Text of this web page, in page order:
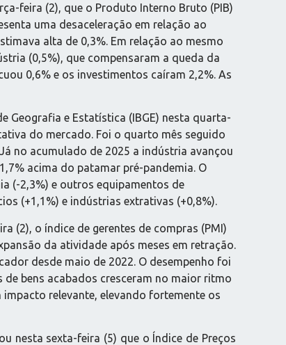
feira (2), que o Produto Interno Bruto (PIB)
uma desaceleração em relação ao
alta de 0,3%. Em relação ao mesmo
(0,5%), que compensaram a queda da
0,6% e os investimentos caíram 2,2%. As
e Estatística (IBGE) nesta quarta-
do mercado. Foi o quarto mês seguido
no acumulado de 2025 a indústria avançou
acima do patamar pré-pandemia. O
(-2,3%) e outros equipamentos de
(+1,1%) e indústrias extrativas (+0,8%).
(2), o índice de gerentes de compras (PMI)
da atividade após meses em retração.
desde maio de 2022. O desempenho foi
bens acabados cresceram no maior ritmo
relevante, elevando fortemente os
nesta sexta-feira (5) que o Índice de Preços